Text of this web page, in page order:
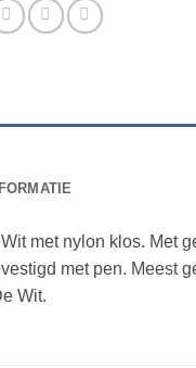
met nylon klos. Met
met pen. Meest
Wit.